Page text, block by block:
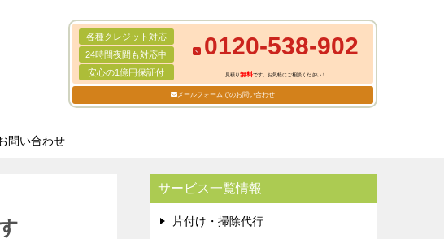
各種クレジット対応
24時間夜間も対応中
安心の1億円保証付
0120-538-902
見積り無料です。お気軽にご相談ください！
メールフォームでのお問い合わせ
問い合わせ
サービス一覧情報
片付け・掃除代行